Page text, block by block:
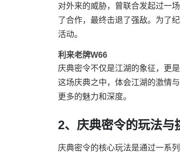
对外来的威胁，曾联合发起过一
了合作，最终击退了强敌。为了
活动。
利来老牌W66
庆典密令不仅是江湖的象征，更
这场庆典之中，体会江湖的激情
更多的魅力和深度。
2、庆典密令的玩法与
庆典密令的核心玩法是通过一系